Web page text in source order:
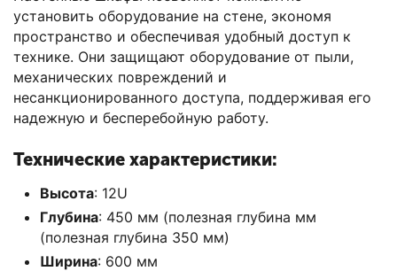
установить оборудование на стене, экономя
пространство и обеспечивая удобный доступ к
технике. Они защищают оборудование от пыли,
механических повреждений и
несанкционированного доступа, поддерживая его
надежную и бесперебойную работу.
Технические характеристики:
Высота: 12U
Глубина: 450 мм (полезная глубина мм
(полезная глубина 350 мм)
Ширина: 600 мм